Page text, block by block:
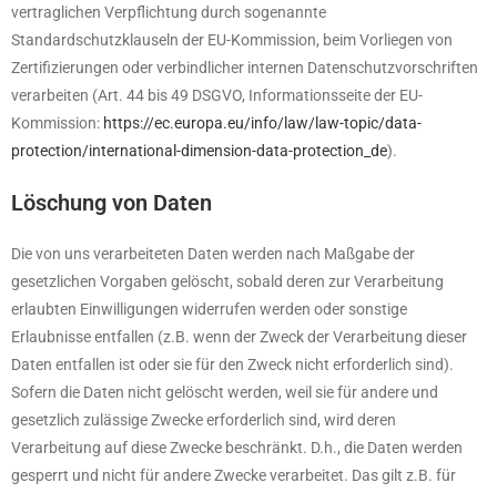
vertraglichen Verpflichtung durch sogenannte
Standardschutzklauseln der EU-Kommission, beim Vorliegen von
Zertifizierungen oder verbindlicher internen Datenschutzvorschriften
verarbeiten (Art. 44 bis 49 DSGVO, Informationsseite der EU-
Kommission: https://ec.europa.eu/info/law/law-topic/data-
protection/international-dimension-data-protection_de).
Löschung von Daten
Die von uns verarbeiteten Daten werden nach Maßgabe der
gesetzlichen Vorgaben gelöscht, sobald deren zur Verarbeitung
erlaubten Einwilligungen widerrufen werden oder sonstige
Erlaubnisse entfallen (z.B. wenn der Zweck der Verarbeitung dieser
Daten entfallen ist oder sie für den Zweck nicht erforderlich sind).
Sofern die Daten nicht gelöscht werden, weil sie für andere und
gesetzlich zulässige Zwecke erforderlich sind, wird deren
Verarbeitung auf diese Zwecke beschränkt. D.h., die Daten werden
gesperrt und nicht für andere Zwecke verarbeitet. Das gilt z.B. für